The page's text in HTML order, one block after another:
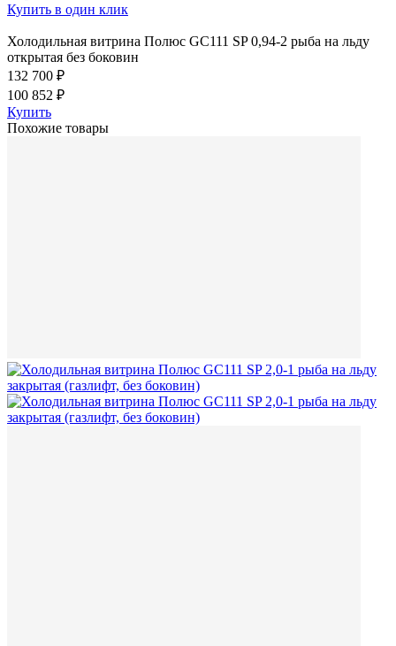
Купить в один клик
Холодильная витрина Полюс GC111 SP 0,94-2 рыба на льду
открытая без боковин
132 700 ₽
100 852 ₽
Купить
Похожие товары